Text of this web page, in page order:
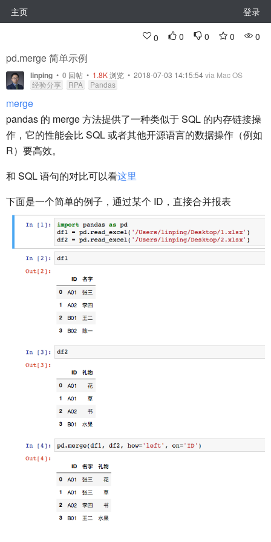
主页 登录
0 0 0 0 0
pd.merge 简单示例
linping • 0 回帖 • 1.8K浏览 • 2018-07-03 14:15:54via Mac OS
经验分享
RPA Pandas
merge
pandas 的 merge 方法提供了一种类似于 SQL 的内存链接操
作，它的性能会比 SQL 或者其他开源语言的数据操作（例如
R）要高效。
和 SQL 语句的对比可以看这里
下面是一个简单的例子，通过某个 ID，直接合并报表